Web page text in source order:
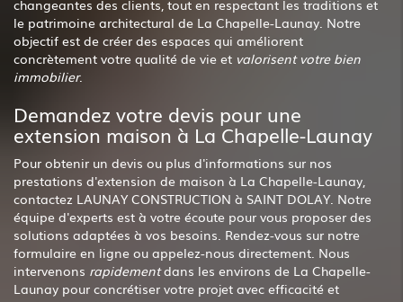
changeantes des clients, tout en respectant les traditions et
le patrimoine architectural de La Chapelle-Launay. Notre
objectif est de créer des espaces qui améliorent
concrètement votre qualité de vie et valorisent votre bien
immobilier.
Demandez votre devis pour une
extension maison à La Chapelle-Launay
Pour obtenir un devis ou plus d'informations sur nos
prestations d'extension de maison à La Chapelle-Launay,
contactez LAUNAY CONSTRUCTION à SAINT DOLAY. Notre
équipe d'experts est à votre écoute pour vous proposer des
solutions adaptées à vos besoins. Rendez-vous sur notre
formulaire en ligne ou appelez-nous directement. Nous
intervenons rapidementdans les environs de La Chapelle-
Launay pour concrétiser votre projet avec efficacité et